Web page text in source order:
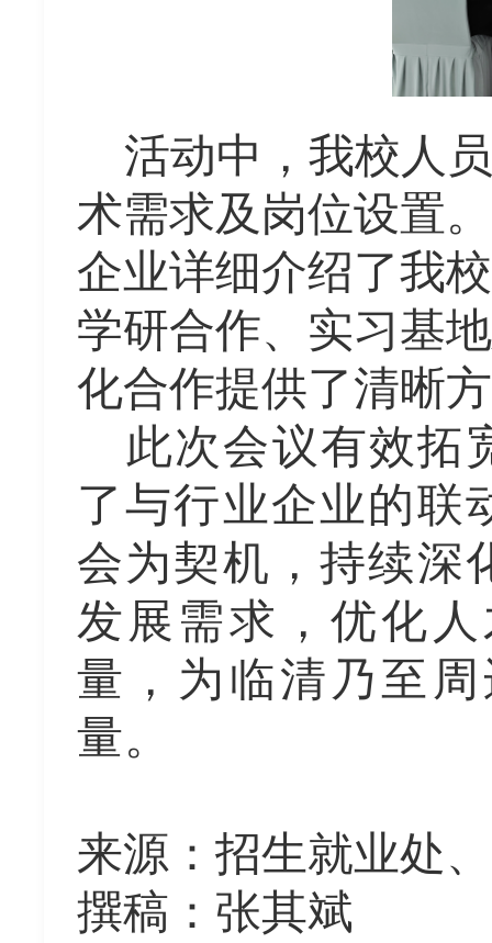
活动中， 我校人
术需求及岗位设置
企业详细介绍了我
学研合作、实习基
化合作提供了清晰
此次会议有效拓
了与行业企业的联
会为契机，持续深
发展需求 ，优化
量，为 临清 乃至
量。
来源：招生就业处
撰稿：张其斌